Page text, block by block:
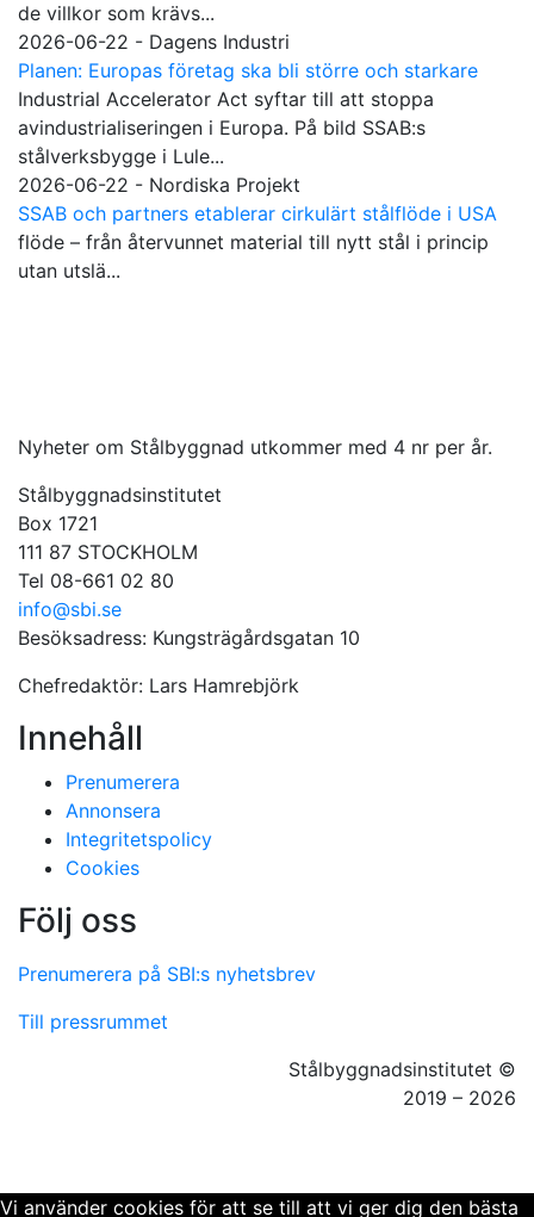
de villkor som krävs...
2026-06-22 - Dagens Industri
Planen: Europas företag ska bli större och starkare
Industrial Accelerator Act syftar till att stoppa
avindustrialiseringen i Europa. På bild SSAB:s
stålverksbygge i Lule...
2026-06-22 - Nordiska Projekt
SSAB och partners etablerar cirkulärt stålflöde i USA
flöde – från återvunnet material till nytt stål i princip
utan utslä...
Nyheter om Stålbyggnad utkommer med 4 nr per år.
Stålbyggnadsinstitutet
Box 1721
111 87 STOCKHOLM
Tel 08-661 02 80
info@sbi.se
Besöksadress: Kungsträgårdsgatan 10
Chefredaktör: Lars Hamrebjörk
Innehåll
Prenumerera
Annonsera
Integritetspolicy
Cookies
Följ oss
Facebook
LinkedIn
YouTube
Prenumerera på SBI:s nyhetsbrev
Till pressrummet
Stålbyggnadsinstitutet ©
2019 – 2026
Vi använder cookies för att se till att vi ger dig den bästa